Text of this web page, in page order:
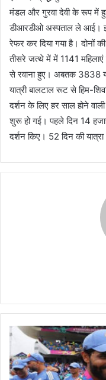
मंडल और गुरवा देवी के रूप में
डीआरडीओ अस्पताल ले आई।
रेफर कर दिया गया है। दोनों
तीसरे जत्थे में में 1141
से रवाना हुए। अबतक 3838
यात्री बालटाल रूट से हिम-
दर्शन के लिए हर साल होने
शुरू हो गई। पहले दिन 14
दर्शन किए। 52 दिन की